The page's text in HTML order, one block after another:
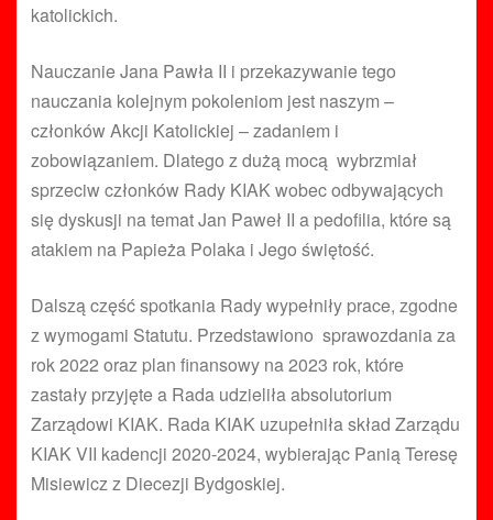
katolickich.
Nauczanie Jana Pawła II i przekazywanie tego
nauczania kolejnym pokoleniom jest naszym –
członków Akcji Katolickiej – zadaniem i
zobowiązaniem. Dlatego z dużą mocą wybrzmiał
sprzeciw członków Rady KIAK wobec odbywających
się dyskusji na temat Jan Paweł II a pedofilia, które są
atakiem na Papieża Polaka i Jego świętość.
Dalszą część spotkania Rady wypełniły prace, zgodne
z wymogami Statutu. Przedstawiono sprawozdania za
rok 2022 oraz plan finansowy na 2023 rok, które
zastały przyjęte a Rada udzieliła absolutorium
Zarządowi KIAK. Rada KIAK uzupełniła skład Zarządu
KIAK VII kadencji 2020-2024, wybierając Panią Teresę
Misiewicz z Diecezji Bydgoskiej.